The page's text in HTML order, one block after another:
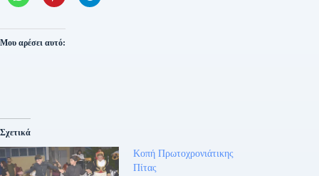
Μου αρέσει αυτό:
Σχετικά
Κοπή Πρωτοχρονιάτικης
Πίτας